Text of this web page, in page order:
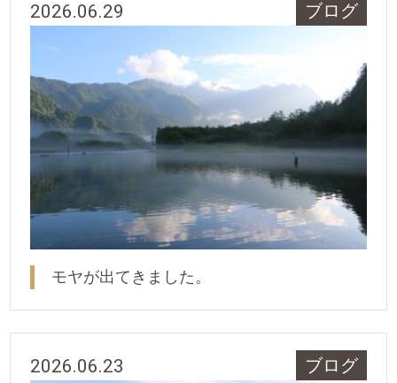
2026.06.29 ブログ
モヤが出てきました。
2026.06.23 ブログ